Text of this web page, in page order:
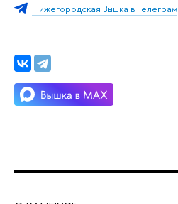
Нижегородская Вышка в Телеграм